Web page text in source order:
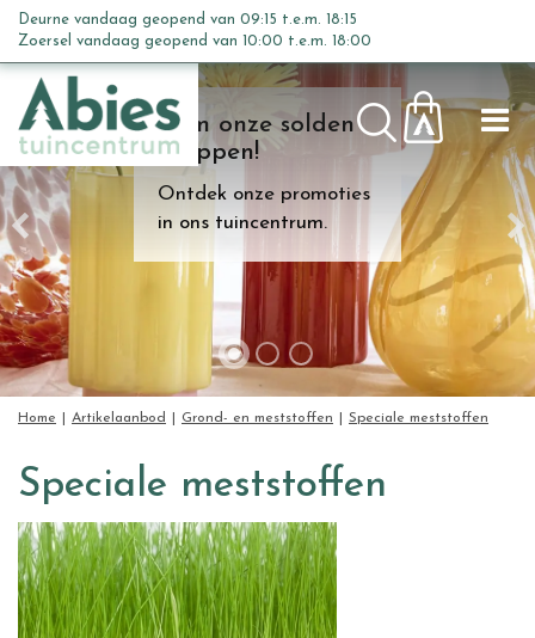
n
c
o
n
t
e
n
t
Kom onze solden
shoppen!
Ontdek onze promoties
in ons tuincentrum.
Home Artikelaanbod Grond- en meststoffen Speciale meststoffen
Deurne vandaag geopend van 09:15 t.e.m. 18:15
Zoersel vandaag geopend van 10:00 t.e.m. 18:00
Speciale meststoffen